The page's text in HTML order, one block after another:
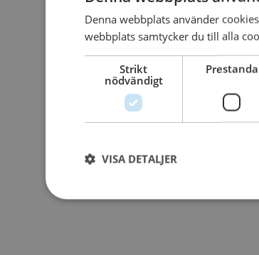
Denna webbplats använder
webbplats samtycker du till alla
Strikt
nödvändigt
Prestanda
VISA DETALJER